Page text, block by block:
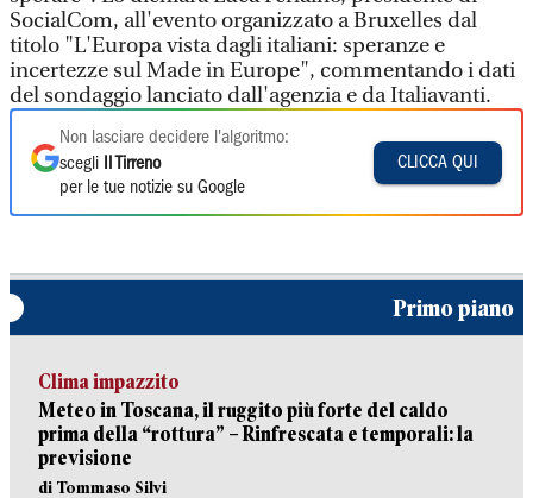
SocialCom, all'evento organizzato a Bruxelles dal
titolo "L'Europa vista dagli italiani: speranze e
incertezze sul Made in Europe", commentando i dati
del sondaggio lanciato dall'agenzia e da Italiavanti.
Non lasciare decidere l'algoritmo:
scegli
Il Tirreno
per le tue notizie su Google
CLICCA QUI
Primo piano
Clima impazzito
Meteo in Toscana, il ruggito più forte del caldo
prima della “rottura” – Rinfrescata e temporali: la
previsione
di Tommaso Silvi